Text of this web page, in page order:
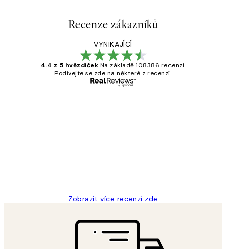
Recenze zákazníků
VYNIKAJÍCÍ
4.4 z 5 hvězdiček Na základě 108386 recenzí.
Podívejte se zde na některé z recenzí.
Zobrazit více recenzí zde